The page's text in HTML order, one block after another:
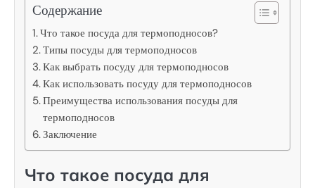
Содержание
Что такое посуда для термоподносов?
Типы посуды для термоподносов
Как выбрать посуду для термоподносов
Как использовать посуду для термоподносов
Преимущества использования посуды для
термоподносов
Заключение
Что такое посуда для